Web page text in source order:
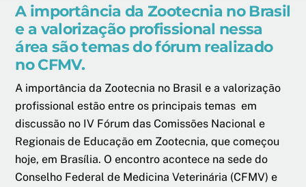
A importância da Zootecnia no Brasil
e a valorização profissional nessa
área são temas do fórum realizado
no CFMV.
A importância da Zootecnia no Brasil e a valorização
profissional estão entre os principais temas em
discussão no IV Fórum das Comissões Nacional e
Regionais de Educação em Zootecnia, que começou
hoje, em Brasília. O encontro acontece na sede do
Conselho Federal de Medicina Veterinária (CFMV) e